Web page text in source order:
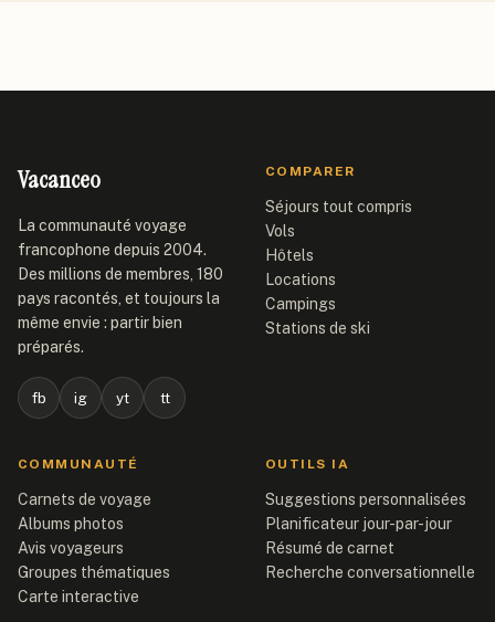
Vacanceo
La communauté voyage
francophone depuis 2004.
Des millions de membres, 180
pays racontés, et toujours la
même envie : partir bien
préparés.
fb ig yt tt
COMPARER
Séjours tout compris
Vols
Hôtels
Locations
Campings
Stations de ski
COMMUNAUTÉ
Carnets de voyage
Albums photos
Avis voyageurs
Groupes thématiques
Carte interactive
OUTILS IA
Suggestions personnalisées
Planificateur jour-par-jour
Résumé de carnet
Recherche conversationnelle